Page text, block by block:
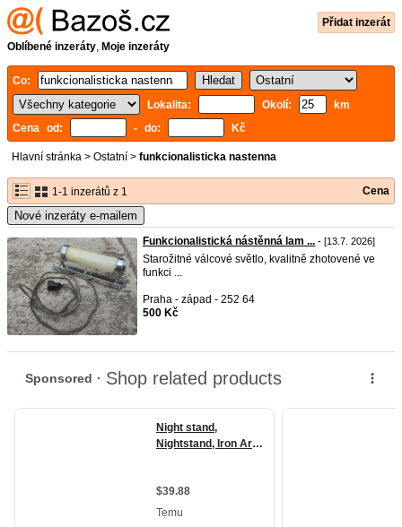
Přidat inzerát
Oblíbené inzeráty, Moje inzeráty
Co:
Lokalita:
Okolí:
km
Cena od:
- do: Kč
Hlavní stránka > Ostatní > funkcionalisticka nastenna
1-1 inzerátů z 1 Cena
Nové inzeráty e-mailem
Funkcionalistická nástěnná lam ... - [13.7. 2026]
Starožitné válcové světlo, kvalitně zhotovené ve
funkci ...
Praha - západ - 252 64
500 Kč